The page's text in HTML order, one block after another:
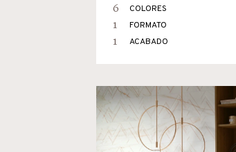
6 COLORES
1 FORMATO
1 ACABADO